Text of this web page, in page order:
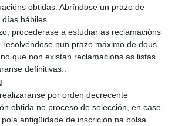
obtidas. Abríndose un prazo de
hábiles.
procederase a estudiar as reclamacións
nun prazo máximo de dous
que non existan reclamacións as listas
definitivas..
por orden decrecente
obtida no proceso de selección, en caso
antigüidade de inscrición na bolsa